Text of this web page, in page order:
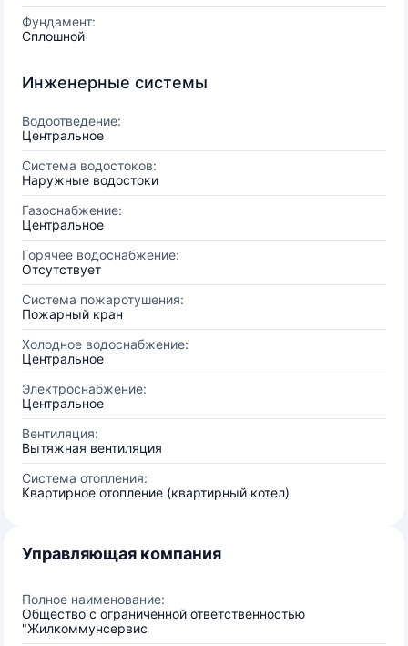
Фундамент:
Сплошной
Инженерные системы
Водоотведение:
Центральное
Система водостоков:
Наружные водостоки
Газоснабжение:
Центральное
Горячее водоснабжение:
Отсутствует
Система пожаротушения:
Пожарный кран
Холодное водоснабжение:
Центральное
Электроснабжение:
Центральное
Вентиляция:
Вытяжная вентиляция
Система отопления:
Квартирное отопление (квартирный котел)
Управляющая компания
Полное наименование:
Общество с ограниченной ответственностью
"Жилкоммунсервис